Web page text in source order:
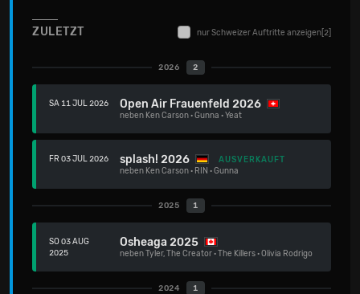
ZULETZT nur Schweizer Auftritte anzeigen [2]
2026 2
SA 11 JUL 2026 Open Air Frauenfeld 2026
neben Ken Carson·Gunna ·Yeat
FR 03 JUL 2026 splash! 2026
AUSVERKAUFT
neben Ken Carson· RIN ·Gunna
2025 1
SO 03 AUG
2025
Osheaga 2025
nebenTyler, The Creator·The Killers·Olivia Rodrigo
2024 1